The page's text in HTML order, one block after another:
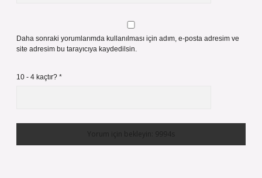
Daha sonraki yorumlarımda kullanılması için adım, e-posta adresim ve
site adresim bu tarayıcıya kaydedilsin.
10 - 4 kaçtır? *